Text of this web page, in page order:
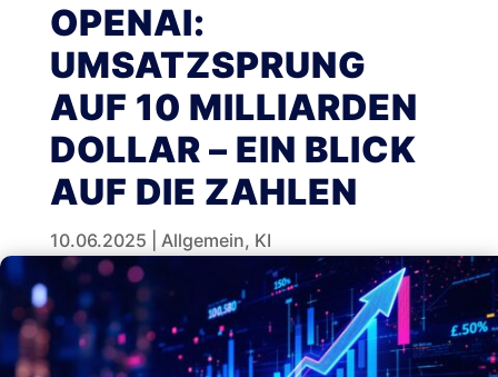
OPENAI:
UMSATZSPRUNG
AUF 10 MILLIARDEN
DOLLAR – EIN BLICK
AUF DIE ZAHLEN
10.06.2025 Allgemein, KI